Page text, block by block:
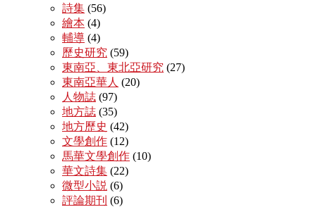
詩集 (56)
繪本 (4)
輔導 (4)
歷史研究 (59)
東南亞、東北亞研究 (27)
東南亞華人 (20)
人物誌 (97)
地方誌 (35)
地方歷史 (42)
文學創作 (12)
馬華文學創作 (10)
華文詩集 (22)
微型小説 (6)
評論期刊 (6)